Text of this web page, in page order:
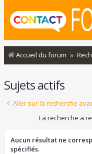
Accueil du forum
Sujets actifs
Aller sur la recherche
La recherche a
Aucun résultat ne
spécifiés.